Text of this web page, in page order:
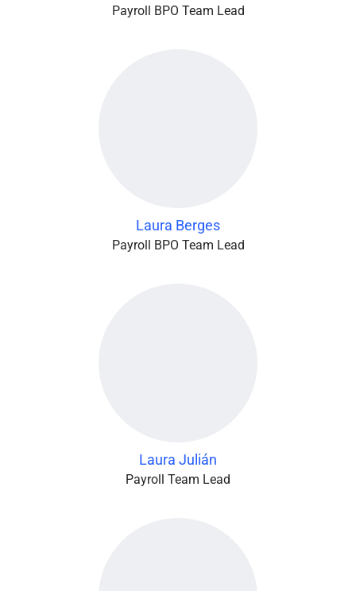
Payroll BPO Team Lead
Laura Berges
Payroll BPO Team Lead
Laura Julián
Payroll Team Lead